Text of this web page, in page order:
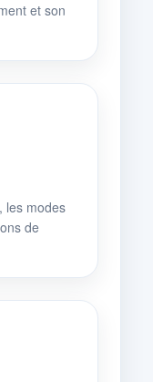
et son
les modes
de